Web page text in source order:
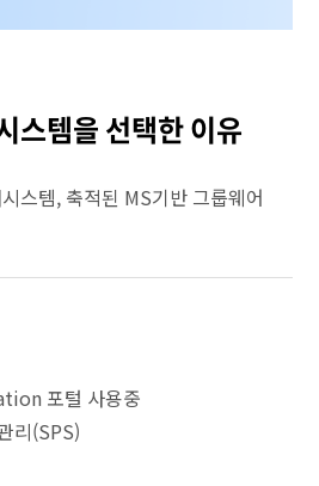
스템을 선택한 이유
스템, 축적된 MS기반 그룹웨어
포털 사용중
리(SPS)